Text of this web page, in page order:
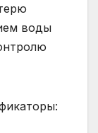
воды